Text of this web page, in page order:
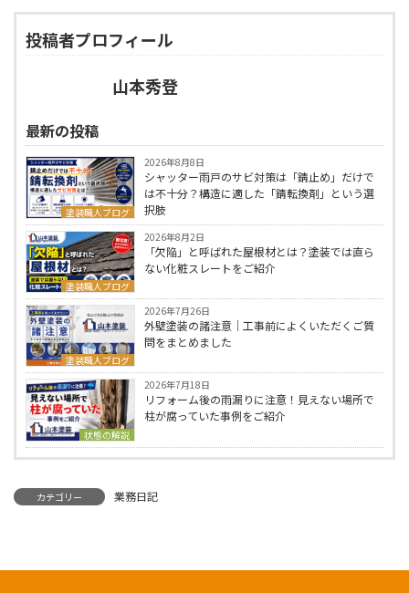
投稿者プロフィール
山本秀登
最新の投稿
塗装職人ブログ
2026年8月8日
シャッター雨戸のサビ対策は「錆止め」だけで
は不十分？構造に適した「錆転換剤」という選
択肢
塗装職人ブログ
2026年8月2日
「欠陥」と呼ばれた屋根材とは？塗装では直ら
ない化粧スレートをご紹介
塗装職人ブログ
2026年7月26日
外壁塗装の諸注意｜工事前によくいただくご質
問をまとめました
状態の解説
2026年7月18日
リフォーム後の雨漏りに注意！見えない場所で
柱が腐っていた事例をご紹介
カテゴリー 業務日記